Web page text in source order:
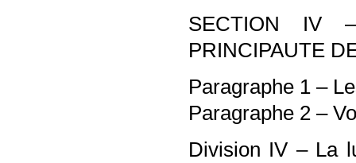
SECTION IV
PRINCIPAUTE
Paragraphe 1 –
Paragraphe 2 –
Division IV – La